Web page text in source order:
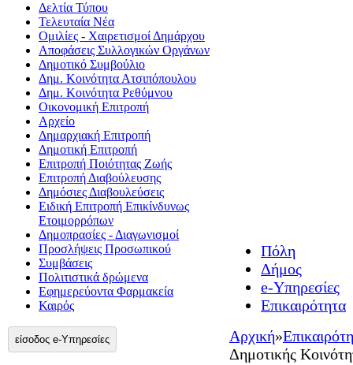
Δελτία Τύπου
Τελευταία Νέα
Ομιλίες - Χαιρετισμοί Δημάρχου
Αποφάσεις Συλλογικών Οργάνων
Δημοτικό Συμβούλιο
Δημ. Κοινότητα Ατσιπόπουλου
Δημ. Κοινότητα Ρεθύμνου
Οικονομική Επιτροπή
Αρχείο
Δημαρχιακή Επιτροπή
Δημοτική Επιτροπή
Επιτροπή Ποιότητας Ζωής
Επιτροπή Διαβούλευσης
Δημόσιες Διαβουλεύσεις
Ειδική Επιτροπή Επικίνδυνως
Ετοιμορρόπων
Δημοπρασίες - Διαγωνισμοί
Προσλήψεις Προσωπικού
Συμβάσεις
Πολιτιστικά δρώμενα
Εφημερεύοντα Φαρμακεία
Καιρός
είσοδος e-Υπηρεσίες
Πόλη
Δήμος
e-Υπηρεσίες
Επικαιρότητα
Αρχική»
Δημοτικής